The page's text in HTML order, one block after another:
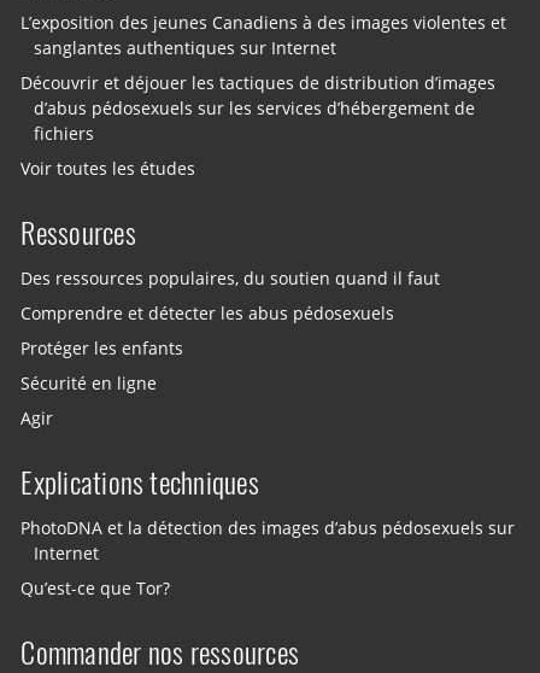
L’exposition des jeunes Canadiens à des images violentes et
sanglantes authentiques sur Internet
Découvrir et déjouer les tactiques de distribution d’images
d’abus pédosexuels sur les services d’hébergement de
fichiers
Voir toutes les études
Ressources
Des ressources populaires, du soutien quand il faut
Comprendre et détecter les abus pédosexuels
Protéger les enfants
Sécurité en ligne
Agir
Explications techniques
PhotoDNA et la détection des images d’abus pédosexuels sur
Internet
Qu’est-ce que Tor?
Commander nos ressources